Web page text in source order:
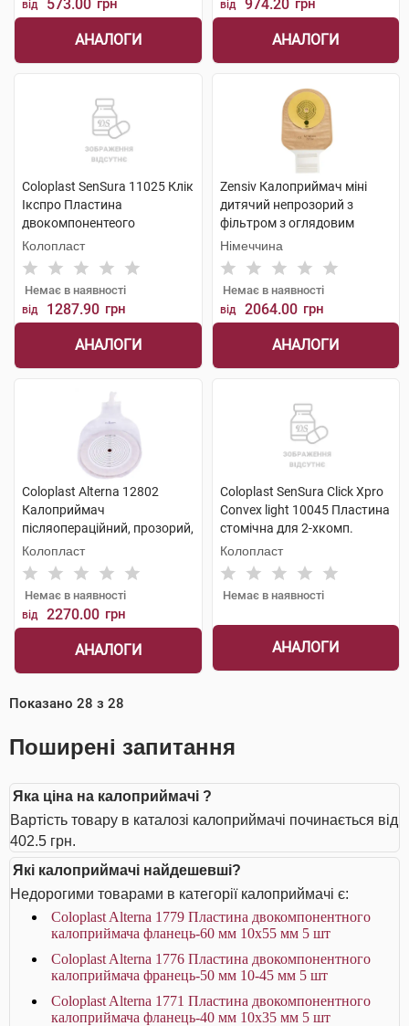
від 573.00 грн
АНАЛОГИ
від 974.20 грн
АНАЛОГИ
Coloplast SenSura 11025 Клік
Ікспро Пластина
двокомпонентеого
калоприймача фланець 50
мм розмір 15-33мм 5 шт
Колопласт
Немає в наявності
від 1287.90 грн
АНАЛОГИ
Zensiv Калоприймач міні
дитячий непрозорий з
фільтром з оглядовим
вікном 10-50 мм 20 шт
Німеччина
Немає в наявності
від 2064.00 грн
АНАЛОГИ
Coloplast Alterna 12802
Калоприймач
післяопераційний, прозорий,
відкритий з віконцем 10x100
мм 6 шт
Колопласт
Немає в наявності
від 2270.00 грн
АНАЛОГИ
Coloplast SenSura Click Xpro
Convex light 10045 Пластина
стомічна для 2-хкомп.
калоприймача флан. 70 мм,
отв. 15-53 мм 5 шт
Колопласт
Немає в наявності
АНАЛОГИ
Показано 28 з 28
Поширені запитання
Яка ціна на калоприймачі ?
Вартість товару в каталозі калоприймачі починається від
402.5 грн.
Які калоприймачі найдешевші?
Недорогими товарами в категорії калоприймачі є:
Coloplast Alterna 1779 Пластина двокомпонентного
калоприймача фланець-60 мм 10x55 мм 5 шт
Coloplast Alterna 1776 Пластина двокомпонентного
калоприймача франець-50 мм 10-45 мм 5 шт
Coloplast Alterna 1771 Пластина двокомпонентного
калоприймача фланець-40 мм 10x35 мм 5 шт